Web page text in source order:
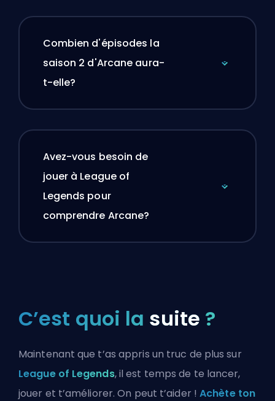
Combien d'épisodes la
saison 2 d'Arcane aura-
t-elle?
Avez-vous besoin de
jouer à League of
Legends pour
comprendre Arcane?
C’est quoi la suite ?
Maintenant que t’as appris un truc de plus sur
League of Legends, il est temps de te lancer,
jouer et t’améliorer. On peut t’aider !Achète ton